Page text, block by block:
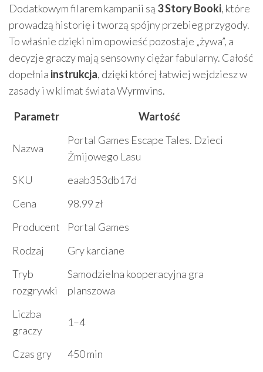
Dodatkowym filarem kampanii są 3 Story Booki, które
prowadzą historię i tworzą spójny przebieg przygody.
To właśnie dzięki nim opowieść pozostaje „żywa”, a
decyzje graczy mają sensowny ciężar fabularny. Całość
dopełnia instrukcja, dzięki której łatwiej wejdziesz w
zasady i w klimat świata Wyrmvins.
Parametr
Wartość
Nazwa
Portal Games Escape Tales. Dzieci
Żmijowego Lasu
SKU
eaab353db17d
Cena
98.99 zł
Producent
Portal Games
Rodzaj
Gry karciane
Tryb
rozgrywki
Samodzielna kooperacyjna gra
planszowa
Liczba
graczy
1–4
Czas gry
450 min